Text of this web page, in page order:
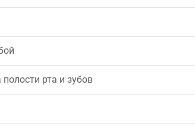
рта и зубов